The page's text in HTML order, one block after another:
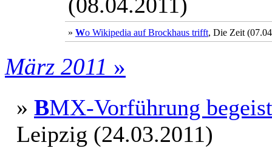
(08.04.2011)
» Wo Wikipedia auf Brockhaus trifft, Die Zeit
März 2011 »
» BMX-Vorführung
Leipzig (24.03.2011)